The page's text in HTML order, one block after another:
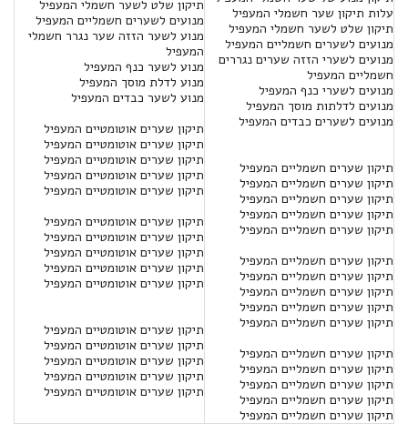
עלות תיקון שער חשמלי המעפיל
תיקון שלט לשער חשמלי המעפיל
מנועים לשערים חשמליים המעפיל
מנועים לשערי הזזה שערים נגררים
חשמליים המעפיל
מנועים לשערי כנף המעפיל
מנועים לדלתות מוסך המעפיל
מנועים לשערים כבדים המעפיל
תיקון שערים חשמליים המעפיל
תיקון שערים חשמליים המעפיל
תיקון שערים חשמליים המעפיל
תיקון שערים חשמליים המעפיל
תיקון שערים חשמליים המעפיל
תיקון שערים חשמליים המעפיל
תיקון שערים חשמליים המעפיל
תיקון שערים חשמליים המעפיל
תיקון שערים חשמליים המעפיל
תיקון שערים חשמליים המעפיל
תיקון שערים חשמליים המעפיל
תיקון שערים חשמליים המעפיל
תיקון שערים חשמליים המעפיל
תיקון שערים חשמליים המעפיל
תיקון שערים חשמליים המעפיל
תיקון שלט לשער חשמלי המעפיל
מנועים לשערים חשמליים המעפיל
מנוע לשער הזזה שער נגרר חשמלי
המעפיל
מנוע לשער כנף המעפיל
מנוע לדלת מוסך המעפיל
מנוע לשער כבדים המעפיל
תיקון שערים אוטומטיים המעפיל
תיקון שערים אוטומטיים המעפיל
תיקון שערים אוטומטיים המעפיל
תיקון שערים אוטומטיים המעפיל
תיקון שערים אוטומטיים המעפיל
תיקון שערים אוטומטיים המעפיל
תיקון שערים אוטומטיים המעפיל
תיקון שערים אוטומטיים המעפיל
תיקון שערים אוטומטיים המעפיל
תיקון שערים אוטומטיים המעפיל
תיקון שערים אוטומטיים המעפיל
תיקון שערים אוטומטיים המעפיל
תיקון שערים אוטומטיים המעפיל
תיקון שערים אוטומטיים המעפיל
תיקון שערים אוטומטיים המעפיל